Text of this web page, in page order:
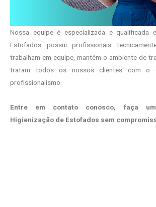
Nossa equipe é especializada e qualificada
Estofados possui profissionais
trabalham em equipe, mantém o ambiente de
tratam todos os nossos clientes com o
profissionalismo.
Entre em contato conosco, faça
Higienização de Estofados sem